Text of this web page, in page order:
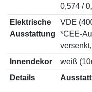
0,574 /
Elektrische
Ausstattung
VDE
*CEE-
Innendekor
weiß
Details